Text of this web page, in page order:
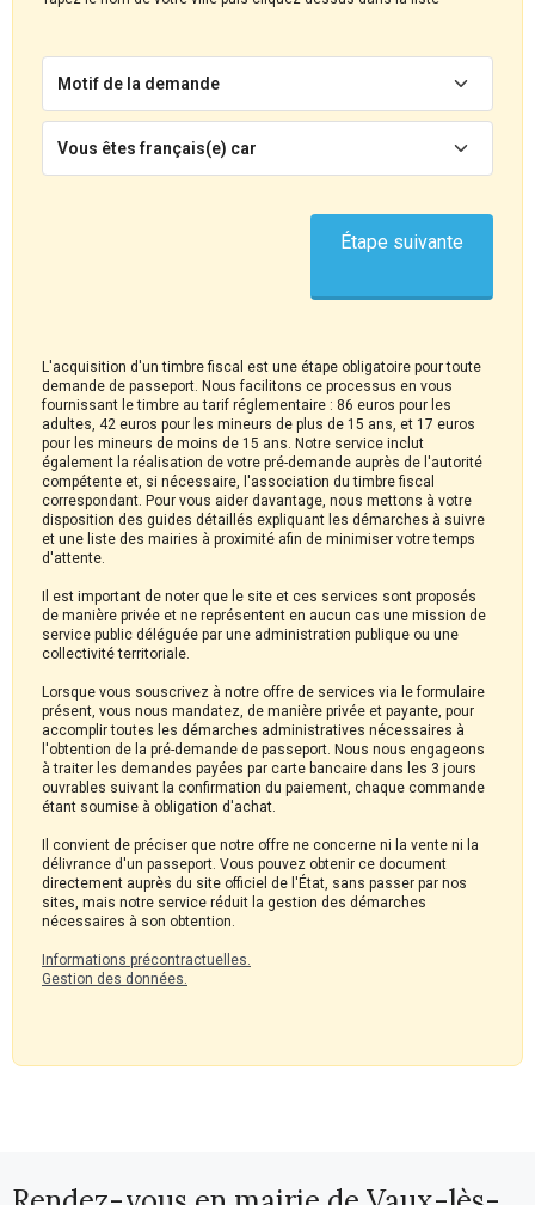
Motif de la demande
Vous êtes français(e) car
L'acquisition d'un timbre fiscal est une étape obligatoire pour toute
demande de passeport. Nous facilitons ce processus en vous
fournissant le timbre au tarif réglementaire : 86 euros pour les
adultes, 42 euros pour les mineurs de plus de 15 ans, et 17 euros
pour les mineurs de moins de 15 ans. Notre service inclut
également la réalisation de votre pré-demande auprès de l'autorité
compétente et, si nécessaire, l'association du timbre fiscal
correspondant. Pour vous aider davantage, nous mettons à votre
disposition des guides détaillés expliquant les démarches à suivre
et une liste des mairies à proximité afin de minimiser votre temps
d'attente.
Il est important de noter que le site et ces services sont proposés
de manière privée et ne représentent en aucun cas une mission de
service public déléguée par une administration publique ou une
collectivité territoriale.
Lorsque vous souscrivez à notre offre de services via le formulaire
présent, vous nous mandatez, de manière privée et payante, pour
accomplir toutes les démarches administratives nécessaires à
l'obtention de la pré-demande de passeport. Nous nous engageons
à traiter les demandes payées par carte bancaire dans les 3 jours
ouvrables suivant la confirmation du paiement, chaque commande
étant soumise à obligation d'achat.
Il convient de préciser que notre offre ne concerne ni la vente ni la
délivrance d'un passeport. Vous pouvez obtenir ce document
directement auprès du site officiel de l'État, sans passer par nos
sites, mais notre service réduit la gestion des démarches
nécessaires à son obtention.
Informations précontractuelles.
Gestion des données.